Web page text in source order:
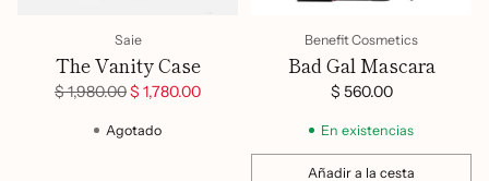
Saie
The Vanity Case
Precio
$ 1,980.00$ 1,780.00
Agotado
Benefit Cosmetics
Bad Gal Mascara
$ 560.00
En existencias
Añadir a la cesta